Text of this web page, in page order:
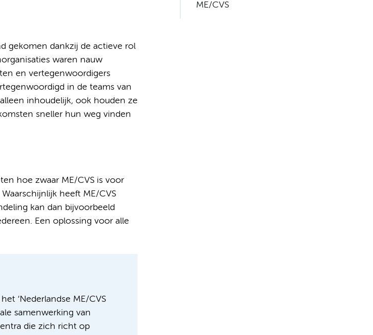
gekomen dankzij de actieve rol
waren nauw
en vertegenwoordigers
in de teams van
inhoudelijk, ook houden ze
sneller hun weg vinden
hoe zwaar ME/CVS is voor
heeft ME/CVS
kan dan bijvoorbeeld
Een oplossing voor alle
‘Nederlandse ME/CVS
samenwerking van
die zich richt op
ME/CVS